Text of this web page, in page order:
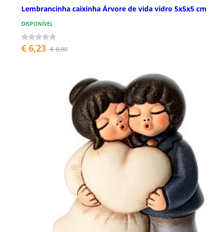
Lembrancinha caixinha Árvore de vida vidro 5x5x5 cm
DISPONÍVEL
€ 6,23 € 8,90